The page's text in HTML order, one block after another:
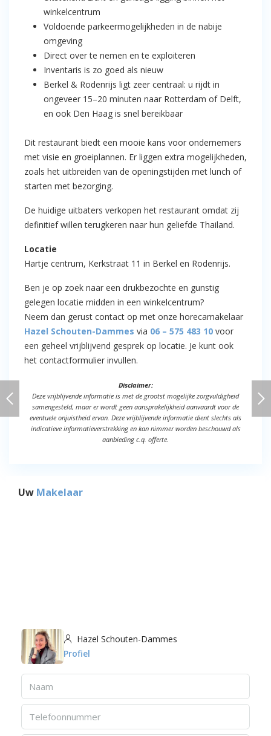
winkelcentrum
Voldoende parkeermogelijkheden in de nabije
omgeving
Direct over te nemen en te exploiteren
Inventaris is zo goed als nieuw
Berkel & Rodenrijs ligt zeer centraal: u rijdt in
ongeveer 15–20 minuten naar Rotterdam of Delft,
en ook Den Haag is snel bereikbaar
Dit restaurant biedt een mooie kans voor ondernemers
met visie en groeiplannen. Er liggen extra mogelijkheden,
zoals het uitbreiden van de openingstijden met lunch of
starten met bezorging.
De huidige uitbaters verkopen het restaurant omdat zij
definitief willen terugkeren naar hun geliefde Thailand.
Locatie
Hartje centrum, Kerkstraat 11 in Berkel en Rodenrijs.
Ben je op zoek naar een drukbezochte en gunstig
gelegen locatie midden in een winkelcentrum?
Neem dan gerust contact op met onze horecamakelaar
Hazel Schouten-Dammes via 06 – 575 483 10 voor
een geheel vrijblijvend gesprek op locatie. Je kunt ook
het contactformulier invullen.
Disclaimer:
Deze vrijblijvende informatie is met de grootst mogelijke zorgvuldigheid
samengesteld, maar er wordt geen aansprakelijkheid aanvaardt voor de
eventuele onjuistheid ervan. Deze vrijblijvende informatie dient slechts als
indicatieve informatieverstrekking en kan nimmer worden beschouwd als
aanbieding c.q. offerte.
Uw Makelaar
Hazel Schouten-Dammes
Profiel